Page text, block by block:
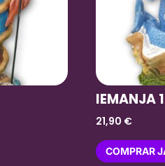
IEMANJA
21,90 €
COMPRAR